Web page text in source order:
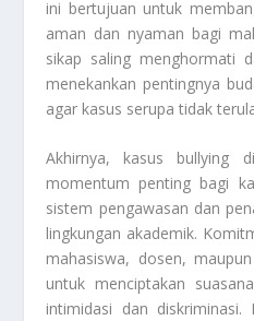
ini bertujuan untuk
aman dan nyaman bagi
sikap saling menghormati
menekankan pentingnya
agar kasus serupa tidak
Akhirnya, kasus bullying
momentum penting bagi
sistem pengawasan dan
lingkungan akademik.
mahasiswa, dosen,
untuk menciptakan
intimidasi dan